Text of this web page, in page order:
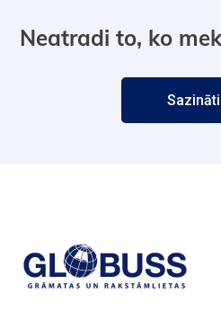
Neatradi to, ko